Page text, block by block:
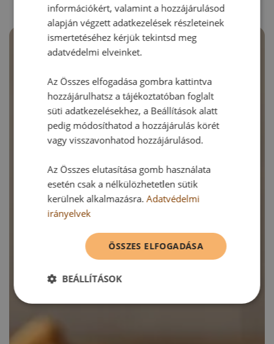
információkért, valamint a hozzájárulásod
alapján végzett adatkezelések részleteinek
ismertetéséhez kérjük tekintsd meg
adatvédelmi elveinket.
Az Összes elfogadása gombra kattintva
hozzájárulhatsz a tájékoztatóban foglalt
süti adatkezelésekhez, a Beállítások alatt
pedig módosíthatod a hozzájárulás körét
vagy visszavonhatod hozzájárulásod.
Az Összes elutasítása gomb használata
esetén csak a nélkülözhetetlen sütik
kerülnek alkalmazásra.Adatvédelmi
irányelvek
ÖSSZES ELFOGADÁSA
BEÁLLÍTÁSOK